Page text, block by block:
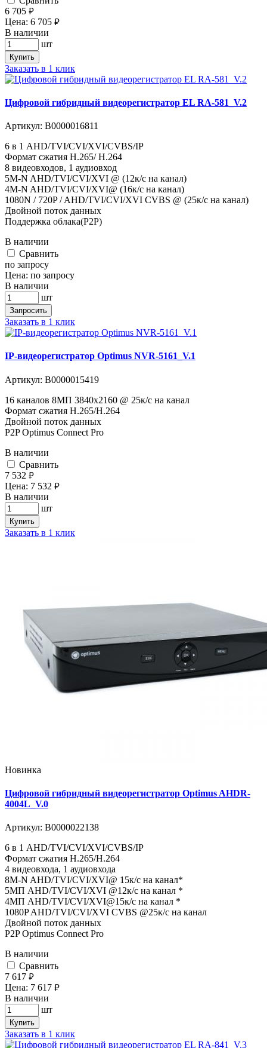
6 705 руб.
Цена: 6 705 руб.
В наличии
шт
Купить
Заказать в 1 клик
Цифровой гибридный видеорегистратор EL RA-581_V.2
Артикул: В0000016811
6 в 1 AHD/TVI/CVI/XVI/CVBS/IP
Формат сжатия H.265/ H.264
8 видеовходов, 1 аудиовход
5M-N AHD/TVI/CVI/XVI @ (12к/с на канал)
4M-N AHD/TVI/CVI/XVI@ (16к/с на канал)
1080N / 720P / AHD/TVI/CVI/XVI CVBS @ (25к/с на канал)
Двойной поток данных
Поддержка облака(P2P)
В наличии
Cравнить
по запросу
Цена: по запросу
В наличии
шт
Запросить
Заказать в 1 клик
IP-видеорегистратор Optimus NVR-5161_V.1
Артикул: В0000015419
16 каналов 8МП 3840х2160 @ 25к/с на канал
Формат сжатия H.265/H.264
Двойной поток данных
P2P Optimus Connect Pro
В наличии
Cравнить
7 532 руб.
Цена: 7 532 руб.
В наличии
шт
Купить
Заказать в 1 клик
Новинка
Цифровой гибридный видеорегистратор Optimus AHDR-
4004L_V.0
Артикул: В0000022138
6 в 1 AHD/TVI/CVI/XVI/CVBS/IP
Формат сжатия H.265/H.264
4 видеовхода, 1 аудиовхода
8M-N AHD/TVI/CVI/XVI@ 15к/с на канал*
5MП AHD/TVI/CVI/XVI @12к/с на канал *
4MП AHD/TVI/CVI/XVI@15к/с на канал *
1080P AHD/TVI/CVI/XVI CVBS @25к/с на канал
Двойной поток данных
P2P Optimus Connect Pro
В наличии
Cравнить
7 617 руб.
Цена: 7 617 руб.
В наличии
шт
Купить
Заказать в 1 клик